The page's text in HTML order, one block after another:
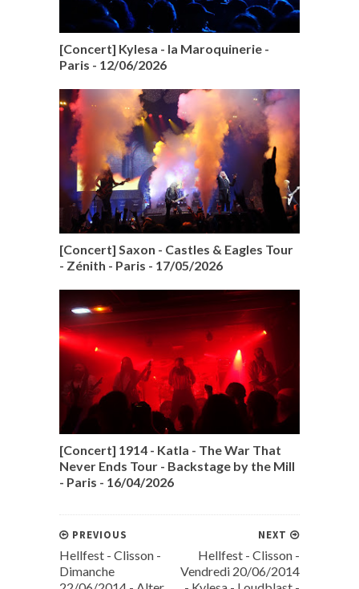
[Concert] Kylesa - la Maroquinerie -
Paris - 12/06/2026
[Concert] Saxon - Castles & Eagles Tour
- Zénith - Paris - 17/05/2026
[Concert] 1914 - Katla - The War That
Never Ends Tour - Backstage by the Mill
- Paris - 16/04/2026
NEXT
Hellfest - Clisson -
Vendredi 20/06/2014
PREVIOUS
Hellfest - Clisson -
Dimanche